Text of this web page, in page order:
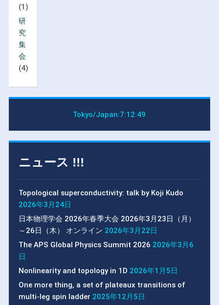
(1)
研
究
集
会
(4)
Tokyo/Japan:7:12:49
ニュース !!!
Topological superconductivity: talk by Koji Kudo
2026年3月24日
日本物理学会 2026年春季大会 2026年3月23日（月）
～26日（木） オンライン 2026年3月22日
The APS Global Physics Summit 2026 2026年3月6
日
Nonlinearity and topology in 1D 2026年1月5日
One more thing, a set of plateaux transitions of
multi-leg spin ladder 2025年12月5日